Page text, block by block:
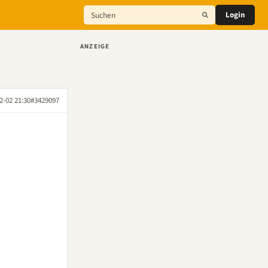
Login
02 21:30#3429097
ANZEIGE